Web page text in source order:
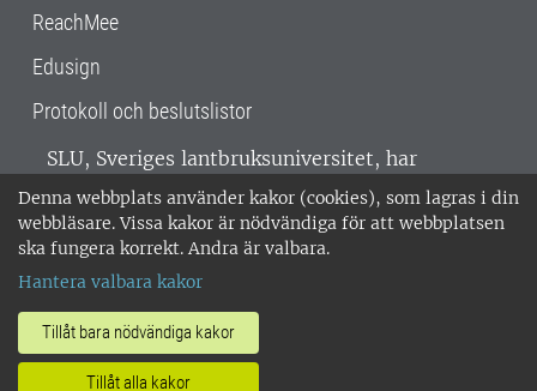
Denna webbplats använder kakor (cookies), som lagras i din
webbläsare. Vissa kakor är nödvändiga för att webbplatsen
ska fungera korrekt. Andra är valbara.
Hantera valbara kakor
Tillåt bara nödvändiga kakor
Tillåt alla kakor
ReachMee
Edusign
Protokoll och beslutslistor
SLU, Sveriges lantbruksuniversitet, har
verksamhet över hela Sverige. Huvudorter är
Alnarp, Uppsala och Umeå.SLU är
miljöcertifierat enligt ISO 14001. •
018-67 10 00 • Org nr: 202100-2817 •
Om SLU:s webbplatser
•Hantera kakor•Behandling av